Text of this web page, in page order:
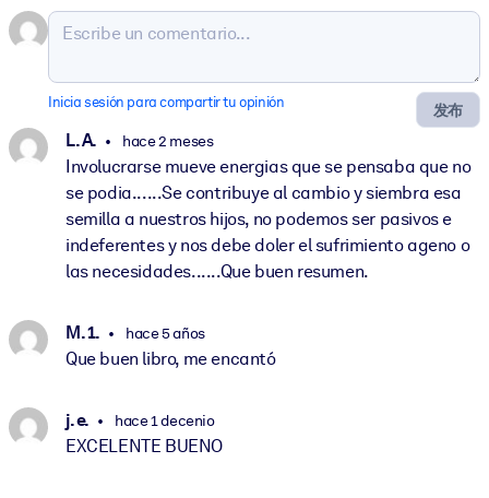
发布
Inicia sesión para compartir tu opinión
L. A. hace 2 meses
Involucrarse mueve energias que se pensaba que no
se podia......Se contribuye al cambio y siembra esa
semilla a nuestros hijos, no podemos ser pasivos e
indeferentes y nos debe doler el sufrimiento ageno o
las necesidades......Que buen resumen.
M. 1. hace 5 años
Que buen libro, me encantó
j. e. hace 1 decenio
EXCELENTE BUENO